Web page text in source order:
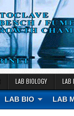
LAB BIOLOGY LAB
LAB BIO LAB